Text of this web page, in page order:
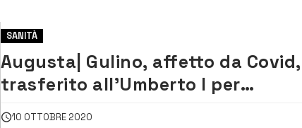
SANITÀ
Augusta| Gulino, affetto da Covid,
trasferito all’Umberto I per
problemi respiratori
10 OTTOBRE 2020